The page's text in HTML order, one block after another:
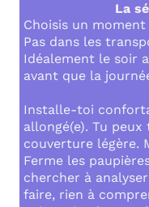
La
Choisis un
Pas dans les
Idéalement le soir
avant que la
Installe-toi
allongé(e). Tu
couverture légère.
Ferme les
chercher à
faire, rien à